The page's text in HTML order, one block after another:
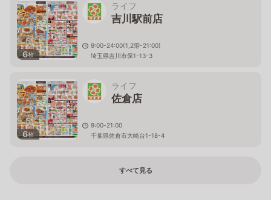
6枚
ライフ
吉川駅前店
9:00-24:00(1,2階-21:00)
埼玉県吉川市保1-13-3
6枚
ライフ
佐倉店
9:00-21:00
千葉県佐倉市大崎台1-18-4
すべて見る